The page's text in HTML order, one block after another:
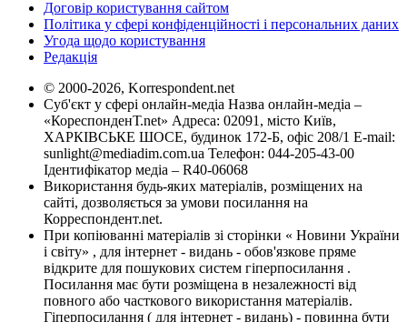
Договір користування сайтом
Політика у сфері конфіденційності і персональних даних
Угода щодо користування
Редакція
© 2000-2026, Korrespondent.net
Суб'єкт у сфері онлайн-медіа Назва онлайн-медіа –
«КореспонденТ.net» Адреса: 02091, місто Київ,
ХАРКІВСЬКЕ ШОСЕ, будинок 172-Б, офіс 208/1 E-mail:
sunlight@mediadim.com.ua Телефон: 044-205-43-00
Ідентифікатор медіа – R40-06068
Використання будь-яких матеріалів, розміщених на
сайті, дозволяється за умови посилання на
Корреспондент.net.
При копіюванні матеріалів зі сторінки « Новини України
і світу» , для інтернет - видань - обов'язкове пряме
відкрите для пошукових систем гіперпосилання .
Посилання має бути розміщена в незалежності від
повного або часткового використання матеріалів.
Гіперпосилання ( для інтернет - видань) - повинна бути